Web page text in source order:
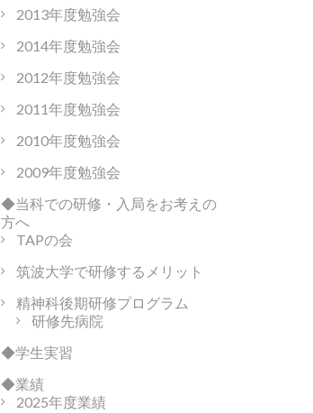
2013年度勉強会
2014年度勉強会
2012年度勉強会
2011年度勉強会
2010年度勉強会
2009年度勉強会
◆当科での研修・入局をお考えの
方へ
TAPの会
筑波大学で研修するメリット
精神科後期研修プログラム
研修先病院
◆学生実習
◆業績
2025年度業績